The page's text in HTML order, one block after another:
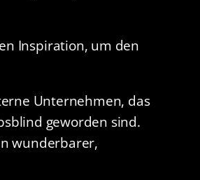
Inspiration, um den
Unternehmen, das
geworden sind.
wunderbarer,